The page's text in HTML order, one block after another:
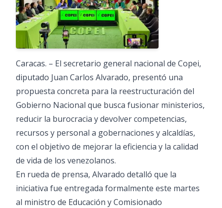
Caracas. – El secretario general nacional de Copei,
diputado Juan Carlos Alvarado, presentó una
propuesta concreta para la reestructuración del
Gobierno Nacional que busca fusionar ministerios,
reducir la burocracia y devolver competencias,
recursos y personal a gobernaciones y alcaldías,
con el objetivo de mejorar la eficiencia y la calidad
de vida de los venezolanos.
En rueda de prensa, Alvarado detalló que la
iniciativa fue entregada formalmente este martes
al ministro de Educación y Comisionado